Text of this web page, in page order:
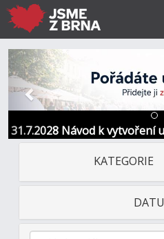
31.7.2028 Návod k vytvoření
kontakt
Předchozí
KATEGORIE